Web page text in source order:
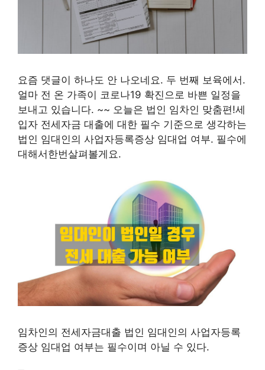
요즘 댓글이 하나도 안 나오네요. 두 번째 보육에서.
얼마 전 온 가족이 코로나19 확진으로 바쁜 일정을
보내고 있습니다. ~~ 오늘은 법인 임차인 맞춤편!세
입자 전세자금 대출에 대한 필수 기준으로 생각하는
법인 임대인의 사업자등록증상 임대업 여부. 필수에
대해서한번살펴볼게요.
임차인의 전세자금대출 법인 임대인의 사업자등록
증상 임대업 여부는 필수이며 아닐 수 있다.